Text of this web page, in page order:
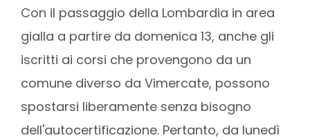
Con il passaggio della Lombardia in area
gialla a partire da domenica 13, anche gli
iscritti ai corsi che provengono da un
comune diverso da Vimercate, possono
spostarsi liberamente senza bisogno
dell'autocertificazione. Pertanto, da lunedì